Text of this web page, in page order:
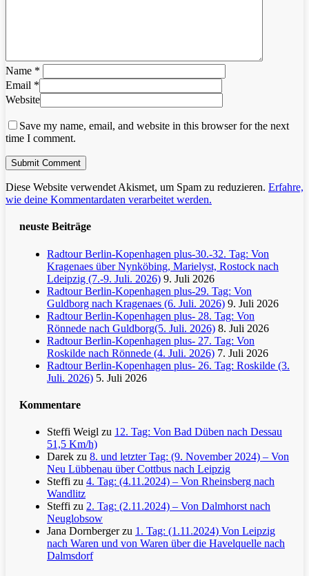
Name *
Email *
Website
Save my name, email, and website in this browser for the next
time I comment.
Diese Website verwendet Akismet, um Spam zu reduzieren. Erfahre,
wie deine Kommentardaten verarbeitet werden.
neuste Beiträge
Radtour Berlin-Kopenhagen plus-30.-32. Tag: Von
Kragenaes über Nynköbing, Marielyst, Rostock nach
Ldeipzig (7.-9. Juli. 2026) 9. Juli 2026
Radtour Berlin-Kopenhagen plus-29. Tag: Von
Guldborg nach Kragenaes (6. Juli. 2026) 9. Juli 2026
Radtour Berlin-Kopenhagen plus- 28. Tag: Von
Rönnede nach Guldborg(5. Juli. 2026) 8. Juli 2026
Radtour Berlin-Kopenhagen plus- 27. Tag: Von
Roskilde nach Rönnede (4. Juli. 2026) 7. Juli 2026
Radtour Berlin-Kopenhagen plus- 26. Tag: Roskilde (3.
Juli. 2026) 5. Juli 2026
Kommentare
Steffi Weigl zu 12. Tag: Von Bad Düben nach Dessau
51,5 Km/h)
Darek zu 8. und letzter Tag: (9. November 2024) – Von
Neu Lübbenau über Cottbus nach Leipzig
Steffi zu 4. Tag: (4.11.2024) – Von Rheinsberg nach
Wandlitz
Steffi zu 2. Tag: (2.11.2024) – Von Dalmhorst nach
Neuglobsow
Jana Dornbergerzu 1. Tag: (1.11.2024) Von Leipzig
nach Waren und von Waren über die Havelquelle nach
Dalmsdorf